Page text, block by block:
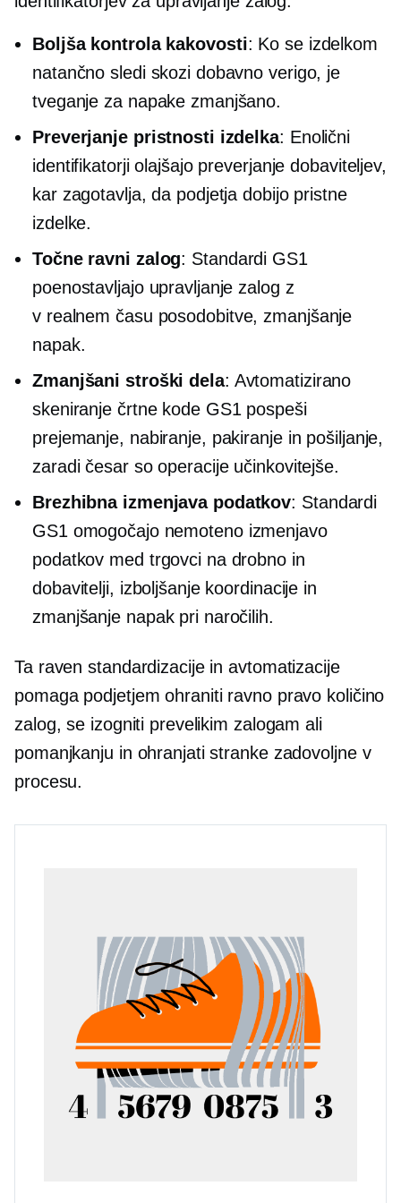
Boljša kontrola kakovosti: Ko se izdelkom
natančno sledi skozi dobavno verigo, je
tveganje za napake zmanjšano.
Preverjanje pristnosti izdelka: Enolični
identifikatorji olajšajo preverjanje dobaviteljev,
kar zagotavlja, da podjetja dobijo pristne
izdelke.
Točne ravni zalog: Standardi GS1
poenostavljajo upravljanje zalog z
v realnem času posodobitve, zmanjšanje
napak.
Zmanjšani stroški dela: Avtomatizirano
skeniranje črtne kode GS1 pospeši
prejemanje, nabiranje, pakiranje in pošiljanje,
zaradi česar so operacije učinkovitejše.
Brezhibna izmenjava podatkov: Standardi
GS1 omogočajo nemoteno izmenjavo
podatkov med trgovci na drobno in
dobavitelji, izboljšanje koordinacije in
zmanjšanje napak pri naročilih.
Ta raven standardizacije in avtomatizacije
pomaga podjetjem ohraniti ravno pravo količino
zalog, se izogniti prevelikim zalogam ali
pomanjkanju in ohranjati stranke zadovoljne v
procesu.